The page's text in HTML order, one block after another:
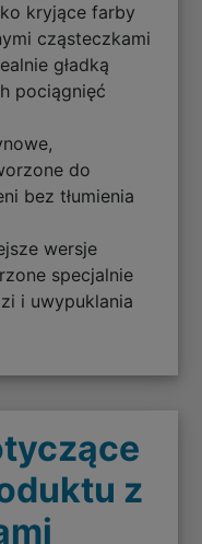
kryjące farby
cząsteczkami
gładką
pociągnięć
do
bez tłumienia
wersje
specjalnie
i uwypuklania
z